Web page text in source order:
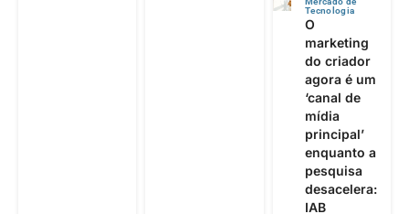
Tecnologia
O
marketing
do criador
agora é um
‘canal de
mídia
principal’
enquanto a
pesquisa
desacelera:
IAB